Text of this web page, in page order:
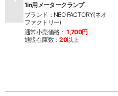
1in用メータークランプ
ブランド：NEO FACTORY(ネオ
ファクトリー)
通常小売価格： 1,700円
通販在庫数：20以上